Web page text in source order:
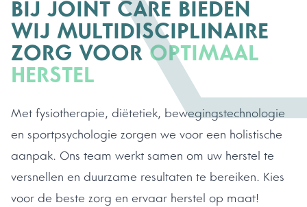
BIJ JOINT CARE BIEDEN
WIJ MULTIDISCIPLINAIRE
ZORG VOOROPTIMAAL
HERSTEL
Met fysiotherapie, diëtetiek, bewegingstechnologie
en sportpsychologie zorgen we voor een holistische
aanpak. Ons team werkt samen om uw herstel te
versnellen en duurzame resultaten te bereiken. Kies
voor de beste zorg en ervaar herstel op maat!